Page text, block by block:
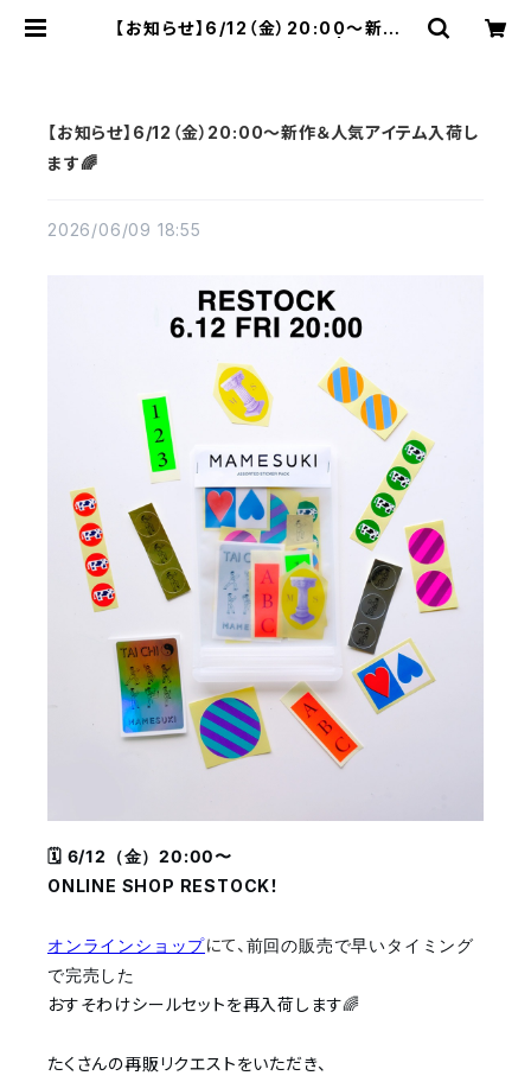
【お知らせ】6/12（金）20:00〜新作＆
【お知らせ】6/12（金）20:00〜新作＆人気アイテム入荷し
ます🌈
2026/06/09 18:55
🗓 6/12（金）20:00〜
ONLINE SHOP RESTOCK！
オンラインショップにて、 前回の販売で早いタイミング
で完売した
おすそわけシールセットを再入荷します🌈
たくさんの再販リクエストをいただき、